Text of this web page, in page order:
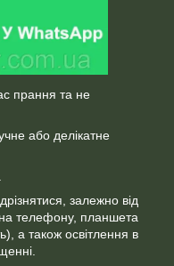
прання та не
або делікатне
залежно від
телефону, планшета
а також освітлення в